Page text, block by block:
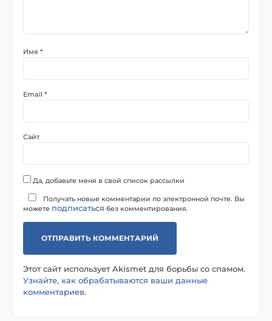
Имя*
Email*
Сайт
Да, добавьте меня в свой список рассылки
Получать новые комментарии по электронной почте. Вы
можете подписаться без комментирования.
Этот сайт использует Akismet для борьбы со спамом.
Узнайте, как обрабатываются ваши данные
комментариев.